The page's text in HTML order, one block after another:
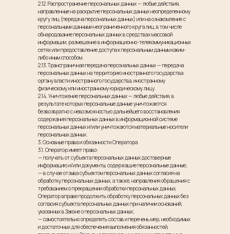
2.12. Распространение персональных данных — любые действия,
направленные на раскрытие персональных данных неопределенному
кругу лиц (передача персональных данных) или на ознакомление с
персональными данными неограниченного круга лиц, в том числе
обнародование персональных данных в средствах массовой
информации, размещение в информационно-телекоммуникационных
сетях или предоставление доступа к персональным данным каким-
либо иным способом.
2.13. Трансграничная передача персональных данных — передача
персональных данных на территорию иностранного государства
органу власти иностранного государства, иностранному
физическому или иностранному юридическому лицу.
2.14. Уничтожение персональных данных — любые действия, в
результате которых персональные данные уничтожаются
безвозвратно с невозможностью дальнейшего восстановления
содержания персональных данных в информационной системе
персональных данных и/или уничтожаются материальные носители
персональных данных.
3. Основные права и обязанности Оператора
3.1. Оператор имеет право:
— получать от субъекта персональных данных достоверные
информацию и/или документы, содержащие персональные данные;
— в случае отзыва субъектом персональных данных согласия на
обработку персональных данных, а также, направления обращения с
требованием о прекращении обработки персональных данных,
Оператор вправе продолжить обработку персональных данных без
согласия субъекта персональных данных при наличии оснований,
указанных в Законе о персональных данных;
— самостоятельно определять состав и перечень мер, необходимых
и достаточных для обеспечения выполнения обязанностей,